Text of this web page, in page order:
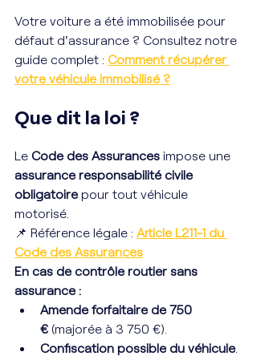
Votre voiture a été immobilisée pour
défaut d'assurance ? Consultez notre
guide complet : Comment récupérer
votre véhicule immobilisé ?
Que dit la loi ?
Le Code des Assurances impose une
assurance responsabilité civile
obligatoire pour tout véhicule
motorisé.
📌 Référence légale : Article L211-1 du
Code des Assurances
En cas de contrôle routier sans
assurance :
Amende forfaitaire de 750
€ (majorée à 3 750 €).
Confiscation possible du véhicule